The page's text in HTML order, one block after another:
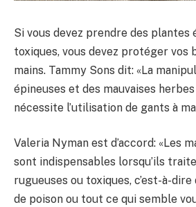
Si vous devez prendre des plantes
toxiques, vous devez protéger vos
mains. Tammy Sons dit: «La
épineuses et des mauvaises
nécessite l’utilisation de gants à
Valeria Nyman est d’accord: «Les
sont indispensables lorsqu’ils
rugueuses ou toxiques, c’est-à-
de poison ou tout ce qui semble